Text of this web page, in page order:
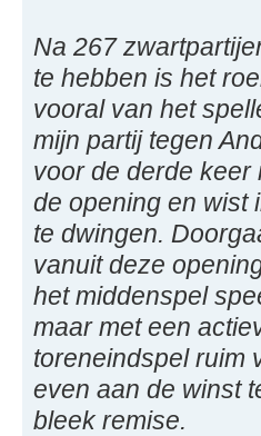
Na 267
te hebben is het
vooral van het
mijn partij tegen
voor de derde keer
de opening en wist
te dwingen.
vanuit deze
het middenspel
maar met een
toreneindspel ruim
even aan de winst
bleek remise.